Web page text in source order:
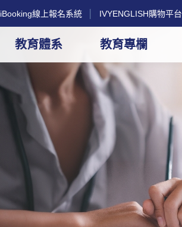
iBooking線上報名系統 IVYENGLISH購物平台
教育體系 教育專欄